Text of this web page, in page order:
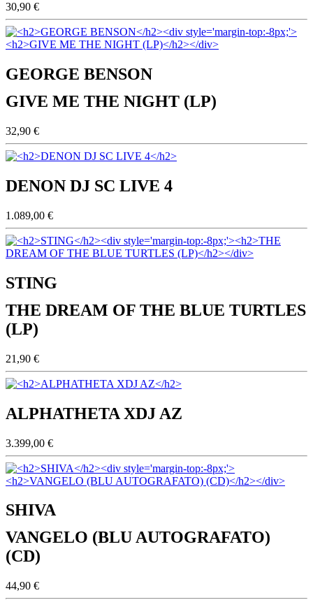
30,90 €
GEORGE BENSON
GIVE ME THE NIGHT (LP)
32,90 €
DENON DJ SC LIVE 4
1.089,00 €
STING
THE DREAM OF THE BLUE TURTLES
(LP)
21,90 €
ALPHATHETA XDJ AZ
3.399,00 €
SHIVA
VANGELO (BLU AUTOGRAFATO)
(CD)
44,90 €